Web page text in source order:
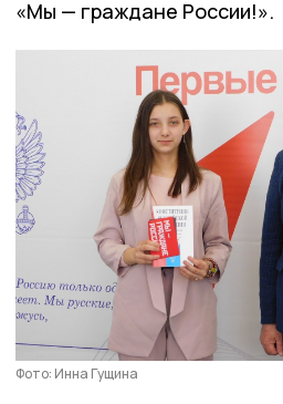
«Мы — граждане России!».
Фото: Инна Гущина